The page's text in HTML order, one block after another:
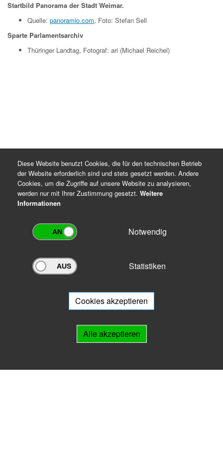
Startbild Panorama der Stadt Weimar.
Quelle: panoramio.com, Foto: Stefan Sell
Sparte Parlamentsarchiv
Thüringer Landtag, Fotograf: ari (Michael Reichel)
Archivportal Thüringen
Ihnen beratend zur Seite.
Diese Website benutzt Cookies, die für den technischen Betrieb
der Website erforderlich sind und stets gesetzt werden. Andere
Cookies, um die Zugriffe auf unsere Website zu analysieren,
werden nur mit Ihrer Zustimmung gesetzt. Weitere
Informationen
Notwendig
Statistiken
Cookies akzeptieren
Alle akzeptieren